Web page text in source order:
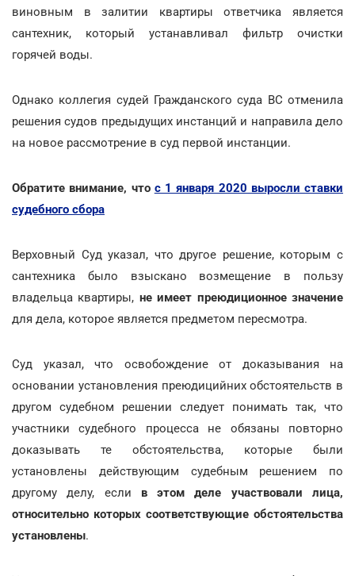
виновным в залитии квартиры ответчика является
сантехник, который устанавливал фильтр очистки
горячей воды.
Однако коллегия судей Гражданского суда ВС отменила
решения судов предыдущих инстанций и направила дело
на новое рассмотрение в суд первой инстанции.
Обратите внимание, что с 1 января 2020 выросли ставки
судебного сбора
Верховный Суд указал, что другое решение, которым с
сантехника было взыскано возмещение в пользу
владельца квартиры, не имеет преюдиционное значение
для дела, которое является предметом пересмотра.
Суд указал, что освобождение от доказывания на
основании установления преюдицийних обстоятельств в
другом судебном решении следует понимать так, что
участники судебного процесса не обязаны повторно
доказывать те обстоятельства, которые были
установлены действующим судебным решением по
другому делу, если в этом деле участвовали лица,
относительно которых соответствующие обстоятельства
установлены.